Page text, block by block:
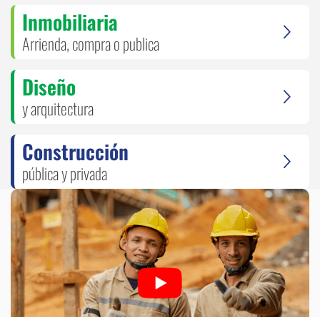
Inmobiliaria
Arrienda, compra o publica
Diseño
y arquitectura
Construcción
pública y privada